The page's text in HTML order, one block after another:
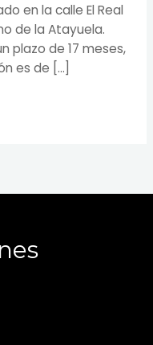
en la calle El Real
de la Atayuela.
plazo de 17 meses,
es de […]